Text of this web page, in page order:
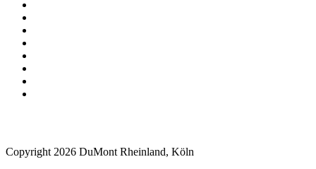
Copyright 2026 DuMont Rheinland, Köln